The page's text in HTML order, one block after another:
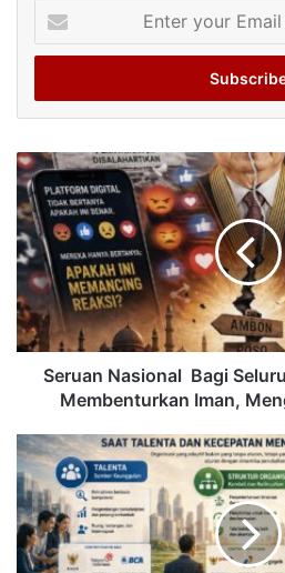
your
Email
Seruan Nasional Bagi
Membenturkan Iman,